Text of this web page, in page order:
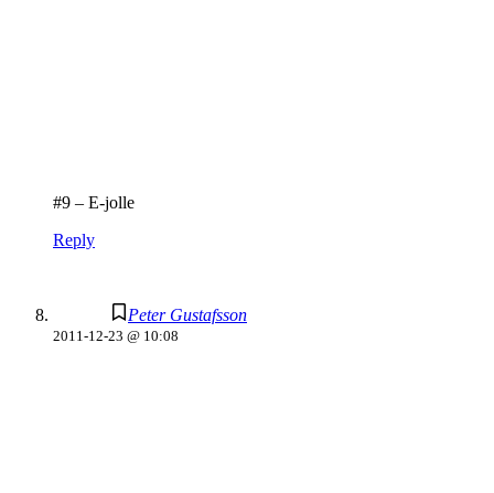
#9 – E-jolle
Reply
Peter Gustafsson
2011-12-23 @ 10:08